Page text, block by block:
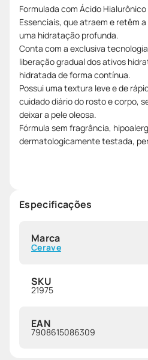
Formulada com Ácido
Essenciais, que atraem e retêm
uma hidratação profunda.
Conta com a exclusiva
liberação gradual dos ativos
hidratada de forma contínua.
Possui uma textura leve e de
cuidado diário do rosto e corpo,
deixar a pele oleosa.
Fórmula sem fragrância,
dermatologicamente testada,
Especificações
Marca
Cerave
SKU
21975
EAN
7908615086309